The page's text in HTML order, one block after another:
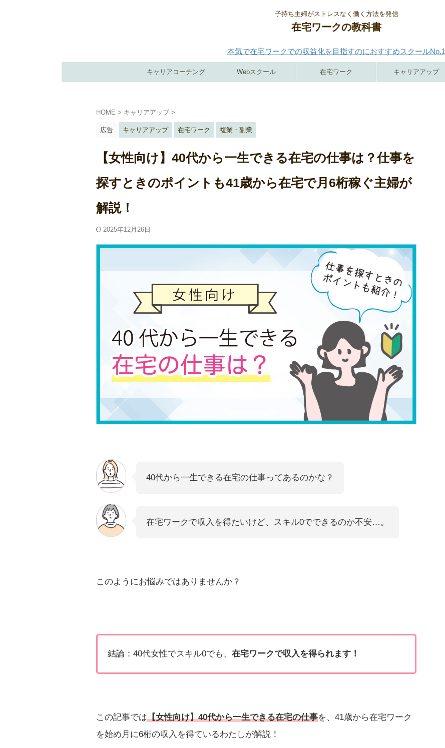
子持ち主婦がストレスなく働く方法を発信
在宅ワークの教科書
本気で在宅ワークでの収益化を目指すのにおすすめスクールNo.1
キャリアコーチング Webスクール 在宅ワーク キャリアアップ
HOME > キャリアアップ >
広告 キャリアアップ 在宅ワーク 複業・副業
【女性向け】40代から一生できる在宅の仕事は？仕事を
探すときのポイントも41歳から在宅で月6桁稼ぐ主婦が
解説！
2025年12月26日
40代から一生できる在宅の仕事ってあるのかな？
在宅ワークで収入を得たいけど、スキル0でできるのか不安…。
このようにお悩みではありませんか？
結論：40代女性でスキル0でも、 在宅ワークで収入を得られます！
この記事では【女性向け】40代から一生できる在宅の仕事を、41歳から在宅ワーク
を始め月に6桁の収入を得ているわたしが解説！